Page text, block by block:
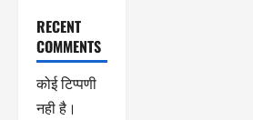
RECENT
COMMENTS
कोई टिप्पणी
नही है।